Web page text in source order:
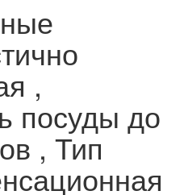
,
посуды до
, Тип